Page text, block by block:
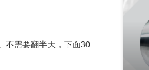
不需要翻半天，下面30